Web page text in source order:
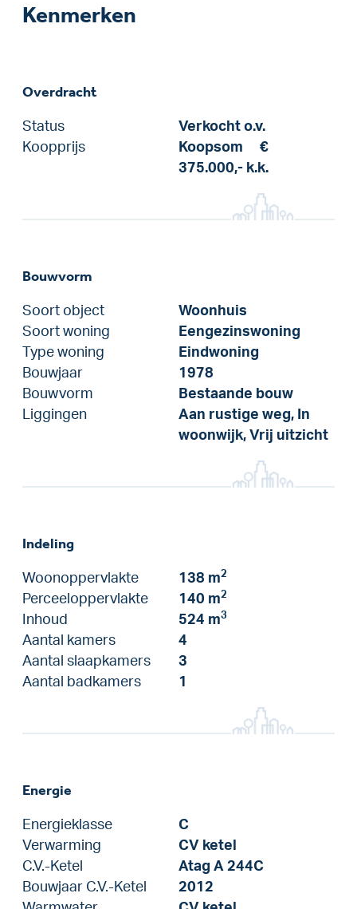
Kenmerken
Overdracht
Status
Verkocht o.v.
Koopprijs
Koopsom
€
375.000,- k.k.
Bouwvorm
Soort object
Woonhuis
Soort woning
Eengezinswoning
Type woning
Eindwoning
Bouwjaar
1978
Bouwvorm
Bestaande bouw
Liggingen
Aan rustige weg, In
woonwijk, Vrij uitzicht
Indeling
Woonoppervlakte 138 m2
Perceeloppervlakte 140 m2
Inhoud 524 m3
Aantal kamers
4
Aantal slaapkamers
3
Aantal badkamers
1
Energie
Energieklasse
C
Verwarming
CV ketel
C.V.-Ketel
Atag A 244C
Bouwjaar C.V.-Ketel
2012